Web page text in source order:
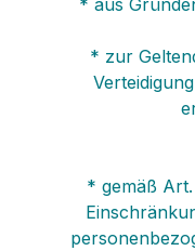
* aus
* zur
* gemäß Art.